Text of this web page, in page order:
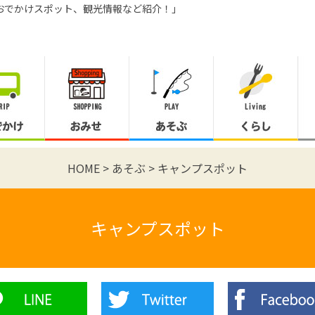
かけスポット、観光情報など紹介！」
HOME あそぶ キャンプスポット
キャンプスポット